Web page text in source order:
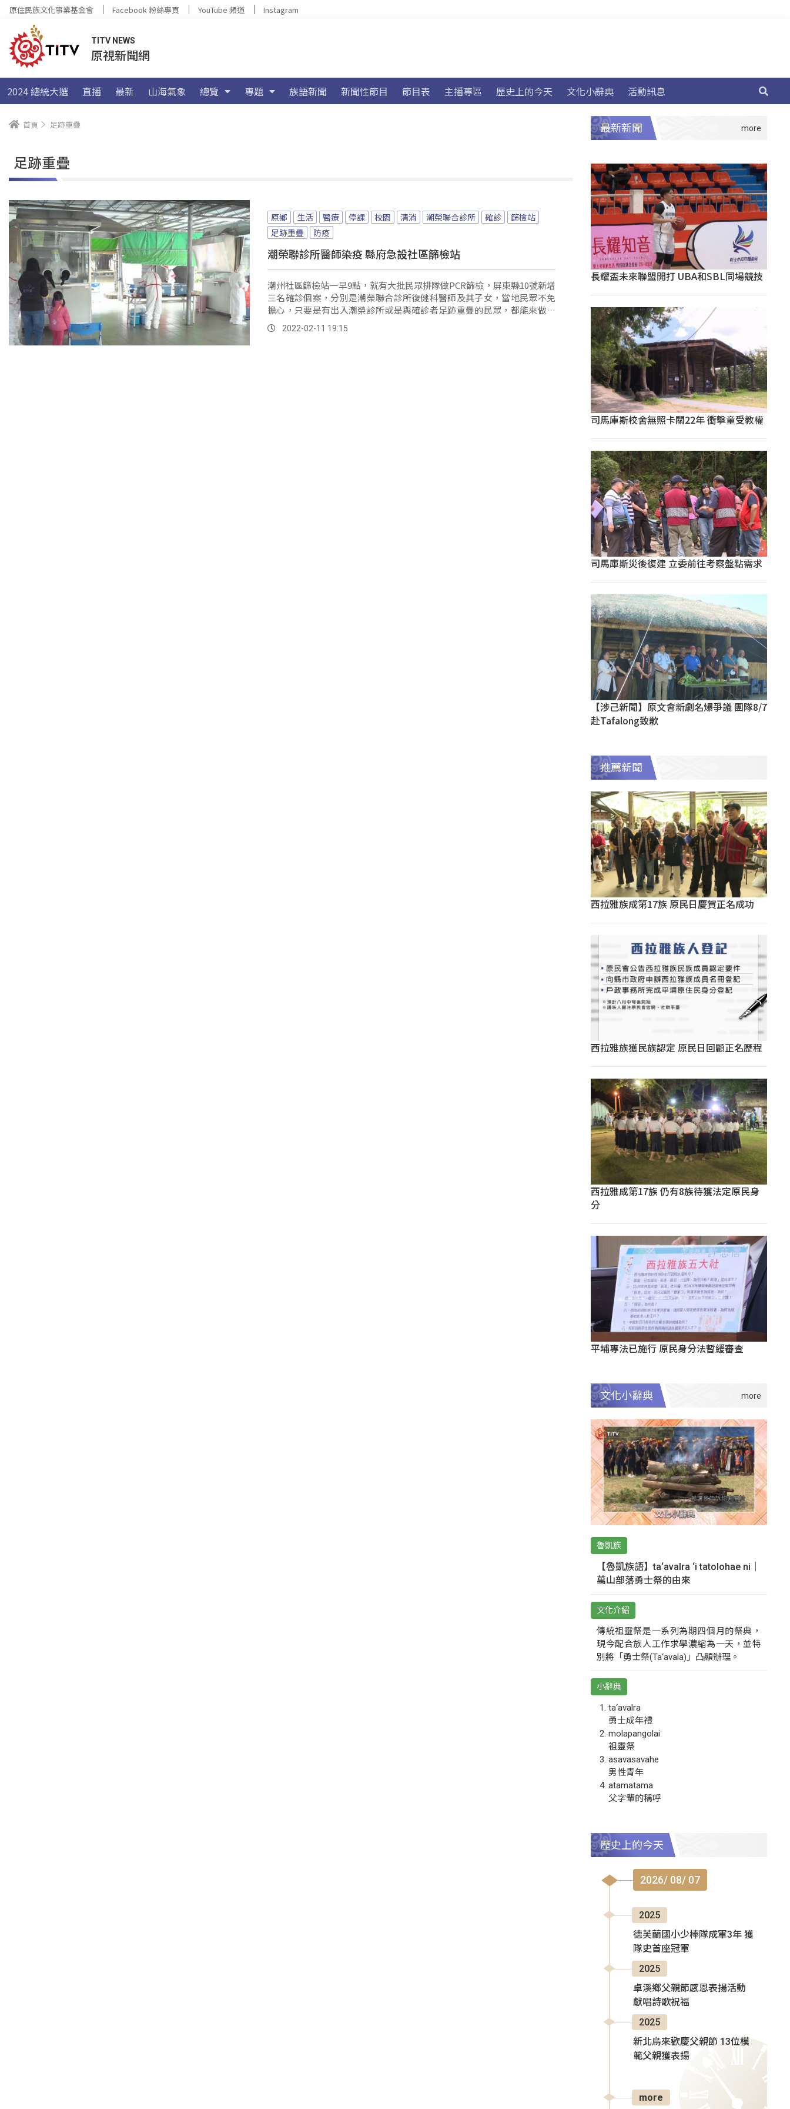
原住民族文化事業基金會 Facebook 粉絲專頁 YouTube 頻道 Instagram
TITV NEWS
原視新聞網
2024 總統大選 直播 最新 山海氣象 總覽 專題 族語新聞 新聞性節目 節目表 主播專區 歷史上的今天 文化小辭典 活動訊息
首頁 足跡重疊
足跡重疊
原鄉 生活 醫療 停課 校園 清消 潮榮聯合診所 確診
篩檢站
足跡重疊
防疫
潮榮聯診所醫師染疫 縣府急設社區篩檢站
潮州社區篩檢站一早9點，就有大批民眾排隊做PCR篩檢，屏東縣10號新增
三名確診個案，分別是潮榮聯合診所復健科醫師及其子女，當地民眾不免
擔心，只要是有出入潮榮診所或是與確診者足跡重疊的民眾，都能來做篩
檢。2022-02-11 19:15
最新新聞
長耀盃未來聯盟開打 UBA和SBL同場競技
司馬庫斯校舍無照卡關22年 衝擊童受教權
司馬庫斯災後復建 立委前往考察盤點需求
【涉己新聞】原文會新劇名爆爭議 團隊8/7
赴Tafalong致歉
推薦新聞
西拉雅族成第17族 原民日慶賀正名成功
西拉雅族獲民族認定 原民日回顧正名歷程
西拉雅成第17族 仍有8族待獲法定原民身
分
平埔專法已施行 原民身分法暫緩審查
文化小辭典
魯凱族
【魯凱族語】ta‘avalra ‘i tatolohae ni｜
萬山部落勇士祭的由來
文化介紹
傳統祖靈祭是一系列為期四個月的祭典，
現今配合族人工作求學濃縮為一天，並特
別將「勇士祭(Ta‘avala)」凸顯辦理。
小辭典
ta‘avalra
勇士成年禮
molapangolai
祖靈祭
asavasavahe
男性青年
atamatama
父字輩的稱呼
歷史上的今天
2026/ 08/ 07
2025
德芙蘭國小少棒隊成軍3年 獲
隊史首座冠軍
2025
卓溪鄉父親節感恩表揚活動
獻唱詩歌祝福
2025
新北烏來歡慶父親節 13位模
範父親獲表揚
more